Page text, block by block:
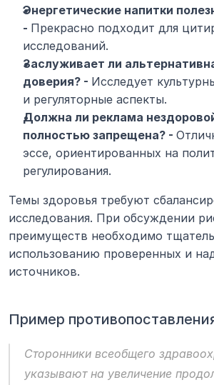
Энергетические напитки
- Прекрасно подходит для
исследований.
Заслуживает ли
доверия? - Исследует
и регуляторные аспекты.
Должна ли реклама
полностью запрещена? -
эссе, ориентированных на
регулирования.
Темы здоровья требуют
исследования. При обсуждении
преимуществ необходимо
использованию проверенных и
источников.
Пример
Сторонники всеобщего
указывают на увеличение